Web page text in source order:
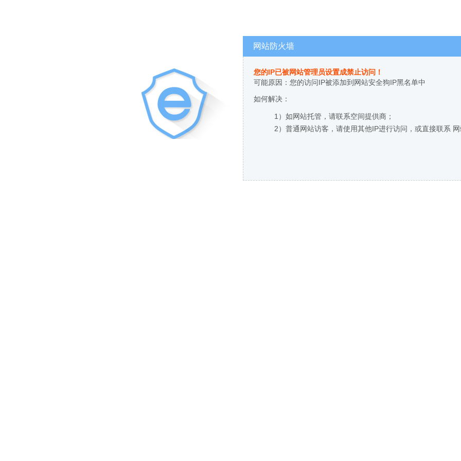
网站防火墙
您的IP已被网站管理员设置成禁止访问！
可能原因：您的访问IP被添加到网站安全狗IP黑名单中
如何解决：
1）如网站托管，请联系空间提供商；
2）普通网站访客，请使用其他IP进行访问，或直接联系 网